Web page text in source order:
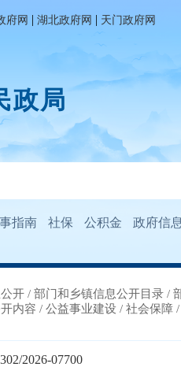
府网 | 湖北政府网 | 天门政府网
政局
指南 社保 公积金 政府信
开 / 部门和乡镇信息公开目录 /
内容 / 公益事业建设 / 社会保障
2026-07700